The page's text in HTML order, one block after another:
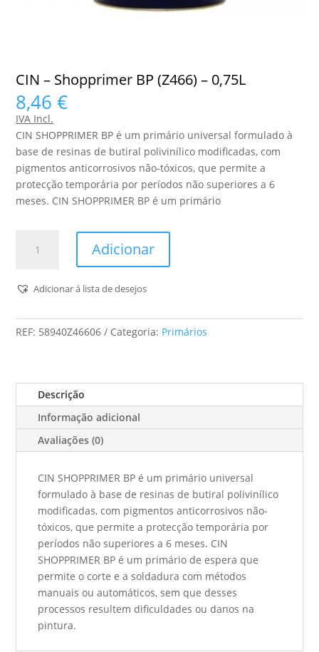
CIN – Shopprimer BP (Z466) – 0,75L
8,46€
IVA Incl.
CIN SHOPPRIMER BP é um primário universal formulado à
base de resinas de butiral polivinílico modificadas, com
pigmentos anticorrosivos não-tóxicos, que permite a
protecção temporária por períodos não superiores a 6
meses. CIN SHOPPRIMER BP é um primário
-
BP
(Z466)
Adicionar
Adicionar á lista de desejos
REF: 58940Z46606 Categoria: Primários
Descrição
Informação adicional
Avaliações (0)
CIN SHOPPRIMER BP é um primário universal
formulado à base de resinas de butiral polivinílico
modificadas, com pigmentos anticorrosivos não-
tóxicos, que permite a protecção temporária por
períodos não superiores a 6 meses. CIN
SHOPPRIMER BP é um primário de espera que
permite o corte e a soldadura com métodos
manuais ou automáticos, sem que desses
processos resultem dificuldades ou danos na
pintura.